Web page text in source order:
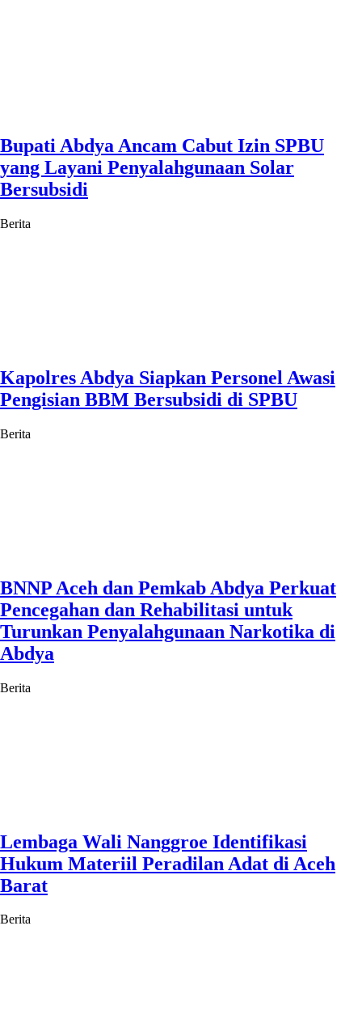
Bupati Abdya Ancam Cabut Izin SPBU
yang Layani Penyalahgunaan Solar
Bersubsidi
Berita
Kapolres Abdya Siapkan Personel Awasi
Pengisian BBM Bersubsidi di SPBU
Berita
BNNP Aceh dan Pemkab Abdya Perkuat
Pencegahan dan Rehabilitasi untuk
Turunkan Penyalahgunaan Narkotika di
Abdya
Berita
Lembaga Wali Nanggroe Identifikasi
Hukum Materiil Peradilan Adat di Aceh
Barat
Berita